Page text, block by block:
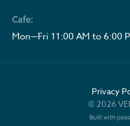
Cafe:
Mon—Fri 11:00 AM to 6:00
Privacy
© 2026